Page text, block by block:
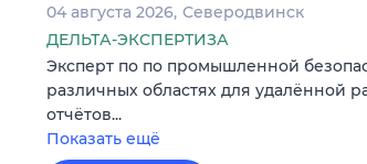
04 августа 2026 Северодвинск
ДЕЛЬТА-ЭКСПЕРТИЗА
Эксперт по по промышленной
различных областях для удалённой
отчётов...
Показать ещё